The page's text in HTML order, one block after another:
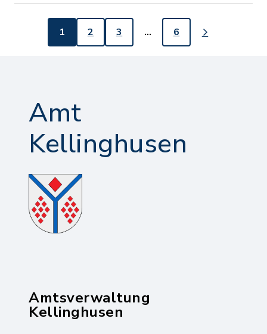
1 2 3 … 6
Amt
Kellinghusen
Amtsverwaltung
Kellinghusen